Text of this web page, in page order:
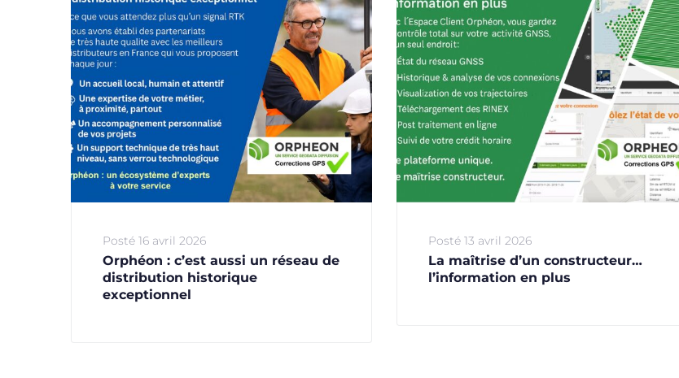
Posté 16 avril 2026
Orphéon : c’est aussi un réseau de
distribution historique
exceptionnel
Posté 13 avril 2026
La maîtrise d’un constructeur…
l’information en plus